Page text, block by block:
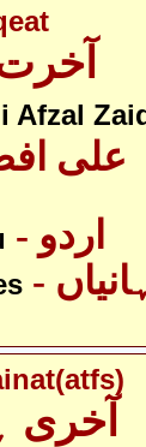
Afzal
علی
- اردو
آخری